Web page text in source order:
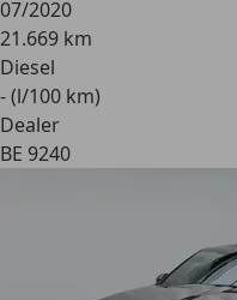
07/2020
21.669 km
Diesel
- (l/100 km)
Dealer
BE 9240